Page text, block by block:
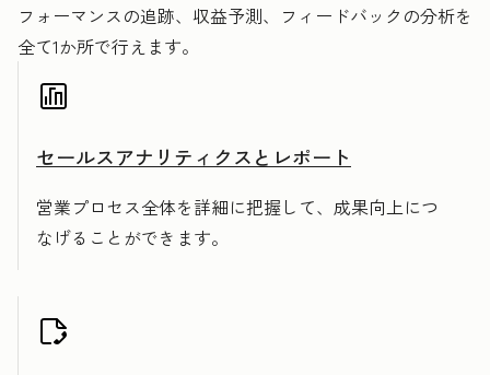
フォーマンスの追跡、収益予測、フィードバックの分析を
全て1か所で行えます。
セールスアナリティクスとレポート
営業プロセス全体を詳細に把握して、成果向上につ
なげることができます。